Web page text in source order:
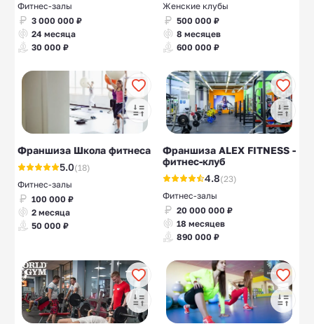
Фитнес-залы
3 000 000 ₽
24 месяца
30 000 ₽
Женские клубы
500 000 ₽
8 месяцев
600 000 ₽
Франшиза Школа фитнеса
5.0(18)
Фитнес-залы
100 000 ₽
2 месяца
50 000 ₽
Франшиза ALEX FITNESS -
фитнес-клуб
4.8(23)
Фитнес-залы
20 000 000 ₽
18 месяцев
890 000 ₽